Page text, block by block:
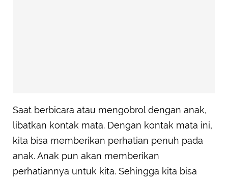
Saat berbicara atau mengobrol dengan anak,
libatkan kontak mata. Dengan kontak mata ini,
kita bisa memberikan perhatian penuh pada
anak. Anak pun akan memberikan
perhatiannya untuk kita. Sehingga kita bisa